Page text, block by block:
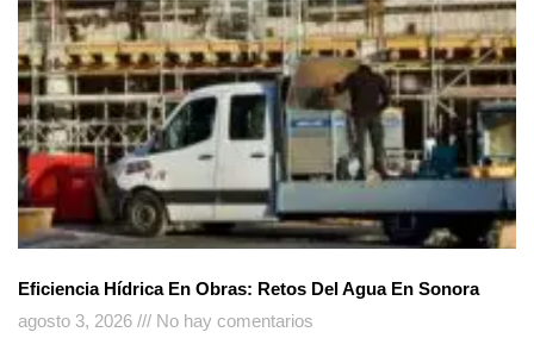
Eficiencia Hídrica En Obras: Retos Del Agua En Sonora
agosto 3, 2026
No hay comentarios